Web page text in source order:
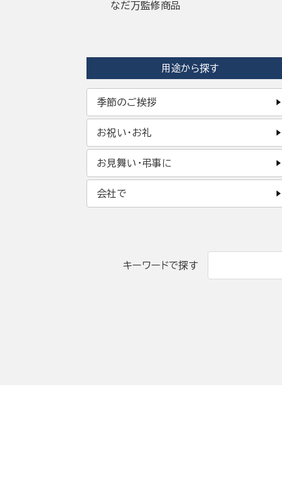
なだ万監修商品
用途から探す
季節のご挨拶
お祝い・お礼
お見舞い・弔事に
会社で
キーワードで探す